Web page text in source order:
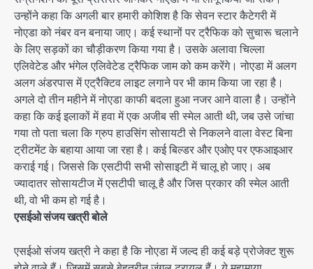
उन्होंने कहा कि अगली बार हमारी कोशिश है कि सेवन स्टार कैटेगरी में
नोएडा को नंबर वन बनाया जाए। कई स्थानों पर ट्रैफिक को सुचारू चलाने
के लिए सड़कों का चौड़ीकरण किया गया है। उसके अलावा चिल्ला
एलिवेटेड और भंगेल एलिवेटेड ट्रैफिक जाम को कम करेंगे। नोएडा में अलग
अलग अंडरपास में एट्रैक्टिव लाइट लगाने पर भी काम किया जा रहा है।
अगले दो तीन महीने में नोएडा काफी बदला हुआ नजर आने वाला है। उन्होंने
कहा कि कई इलाकों में हवा में एक अजीब सी स्मेल आती थी, जब उसे जांचा
गया तो पता चला कि ग्रुप हाउसिंग सोसायटी से निकलने वाला वेस्ट बिना
ट्रीटमेंट के बहाया आया जा रहा है। कई बिल्डर और एओए पर एफआइआर
कराई गई। जिससे कि एसटीपी सभी सोसाइटी में चालू हो जाए। अब
ज्यादातर सोसायटीज में एसटीपी चालू है और जिस प्रकार की स्मेल आती
थी, वो भी कम हो गई है।
एसईओ संजय खत्री बोले
एसईओ संजय खत्री ने कहा है कि नोएडा में जल्द ही कई बड़े प्रोजेक्ट शुरू